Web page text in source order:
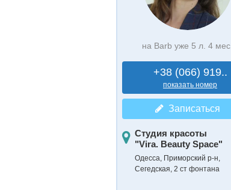
на Barb уже 5 л. 4 мес.
+38 (066) 919..
показать номер
Записаться
Студия красоты
"Vira. Beauty Space"
Одесса, Приморский р-н,
Сегедская, 2 ст фонтана